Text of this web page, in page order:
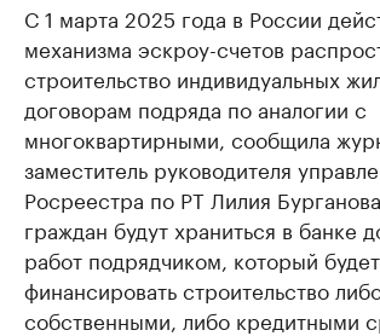
С 1 марта 2025 года в России
механизма эскроу-счетов
строительство индивидуальных
договорам подряда по аналогии с
многоквартирными, сообщила
заместитель руководителя
Росреестра по РТ Лилия
граждан будут храниться в банке
работ подрядчиком, который будет
финансировать строительство
собственными, либо кредитными